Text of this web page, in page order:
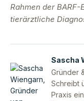
Rahmen der
tierärztliche
Sascha
Gründer
Schreibt
Praxis